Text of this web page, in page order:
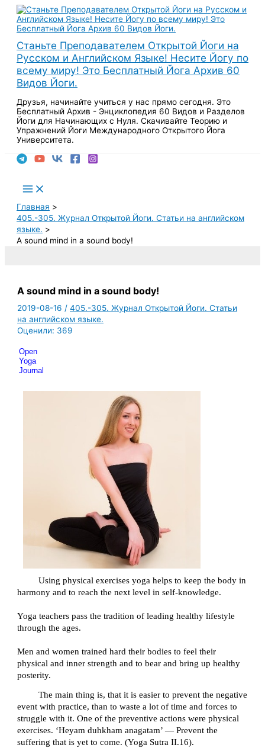
Перейти
содержимому
Станьте Преподавателем Открытой Йоги на
Русском и Английском Языке! Несите Йогу по
всему миру! Это Бесплатный Йога Архив 60
Видов Йоги.
Друзья, начинайте учиться у нас прямо сегодня. Это
Бесплатный Архив - Энциклопедия 60 Видов и Разделов
Йоги для Начинающих с Нуля. Скачивайте Теорию и
Упражнений Йоги Международного Открытого Йога
Университета.
Main
Menu
Главная
405.-305. Журнал Открытой Йоги. Статьи на английском
языке.
A sound mind in a sound body!
A sound mind in a sound body!
2019-08-16/405.-305. Журнал Открытой Йоги. Статьи
на английском языке.
Оценили: 369
Open
Yoga
Journal
Using physical exercises yoga helps to keep the body in
harmony and to reach the next level in self-knowledge.
Yoga teachers pass the tradition of leading healthy lifestyle
through the ages.
Men and women trained hard their bodies to feel their
physical and inner strength and to bear and bring up healthy
posterity.
The main thing is, that it is easier to prevent the negative
event with practice, than to waste a lot of time and forces to
struggle with it. One of the preventive actions were physical
exercises. ‘Heyam duhkham anagatam’ — Prevent the
suffering that is yet to come. (Yoga Sutra II.16).